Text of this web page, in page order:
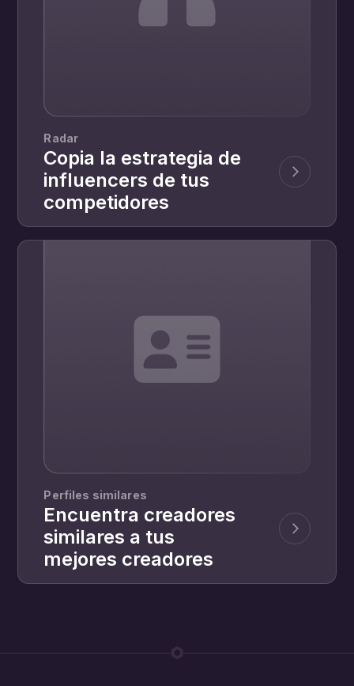
Radar
Copia la estrategia de
influencers de tus
competidores
Perfiles similares
Encuentra creadores
similares a tus
mejores creadores